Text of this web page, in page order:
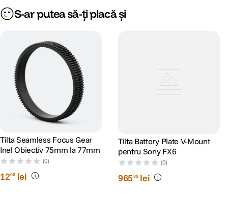
S-ar putea să-ți placă și
Tilta Seamless Focus Gear
Inel Obiectiv 75mm la 77mm
(0)
1200 lei
Tilta Battery Plate V-Mount
pentru Sony FX6
(0)
96500 lei